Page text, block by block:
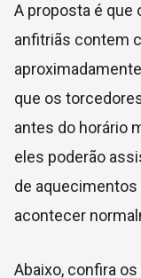
A proposta é que
anfitriãs contem
aproximadamente
que os
antes do horário
eles poderão
de
acontecer
Abaixo, confira